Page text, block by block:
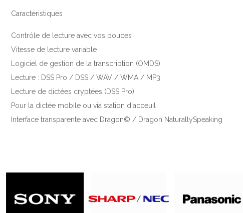
Caractéristiques
Contrôle de lecture avec vos pouces
Vitesse de lecture variable
Logiciel de gestion de la transcription (OMDS)
Lecture : DSS Pro / DSS / WAV / WMA / MP3
Lecture de dictées cryptées (DSS Pro)
Pour la dictée mobile ou via station d'acceuil
Interface transparente avec Dragon© / Dragon NaturallySpeaking